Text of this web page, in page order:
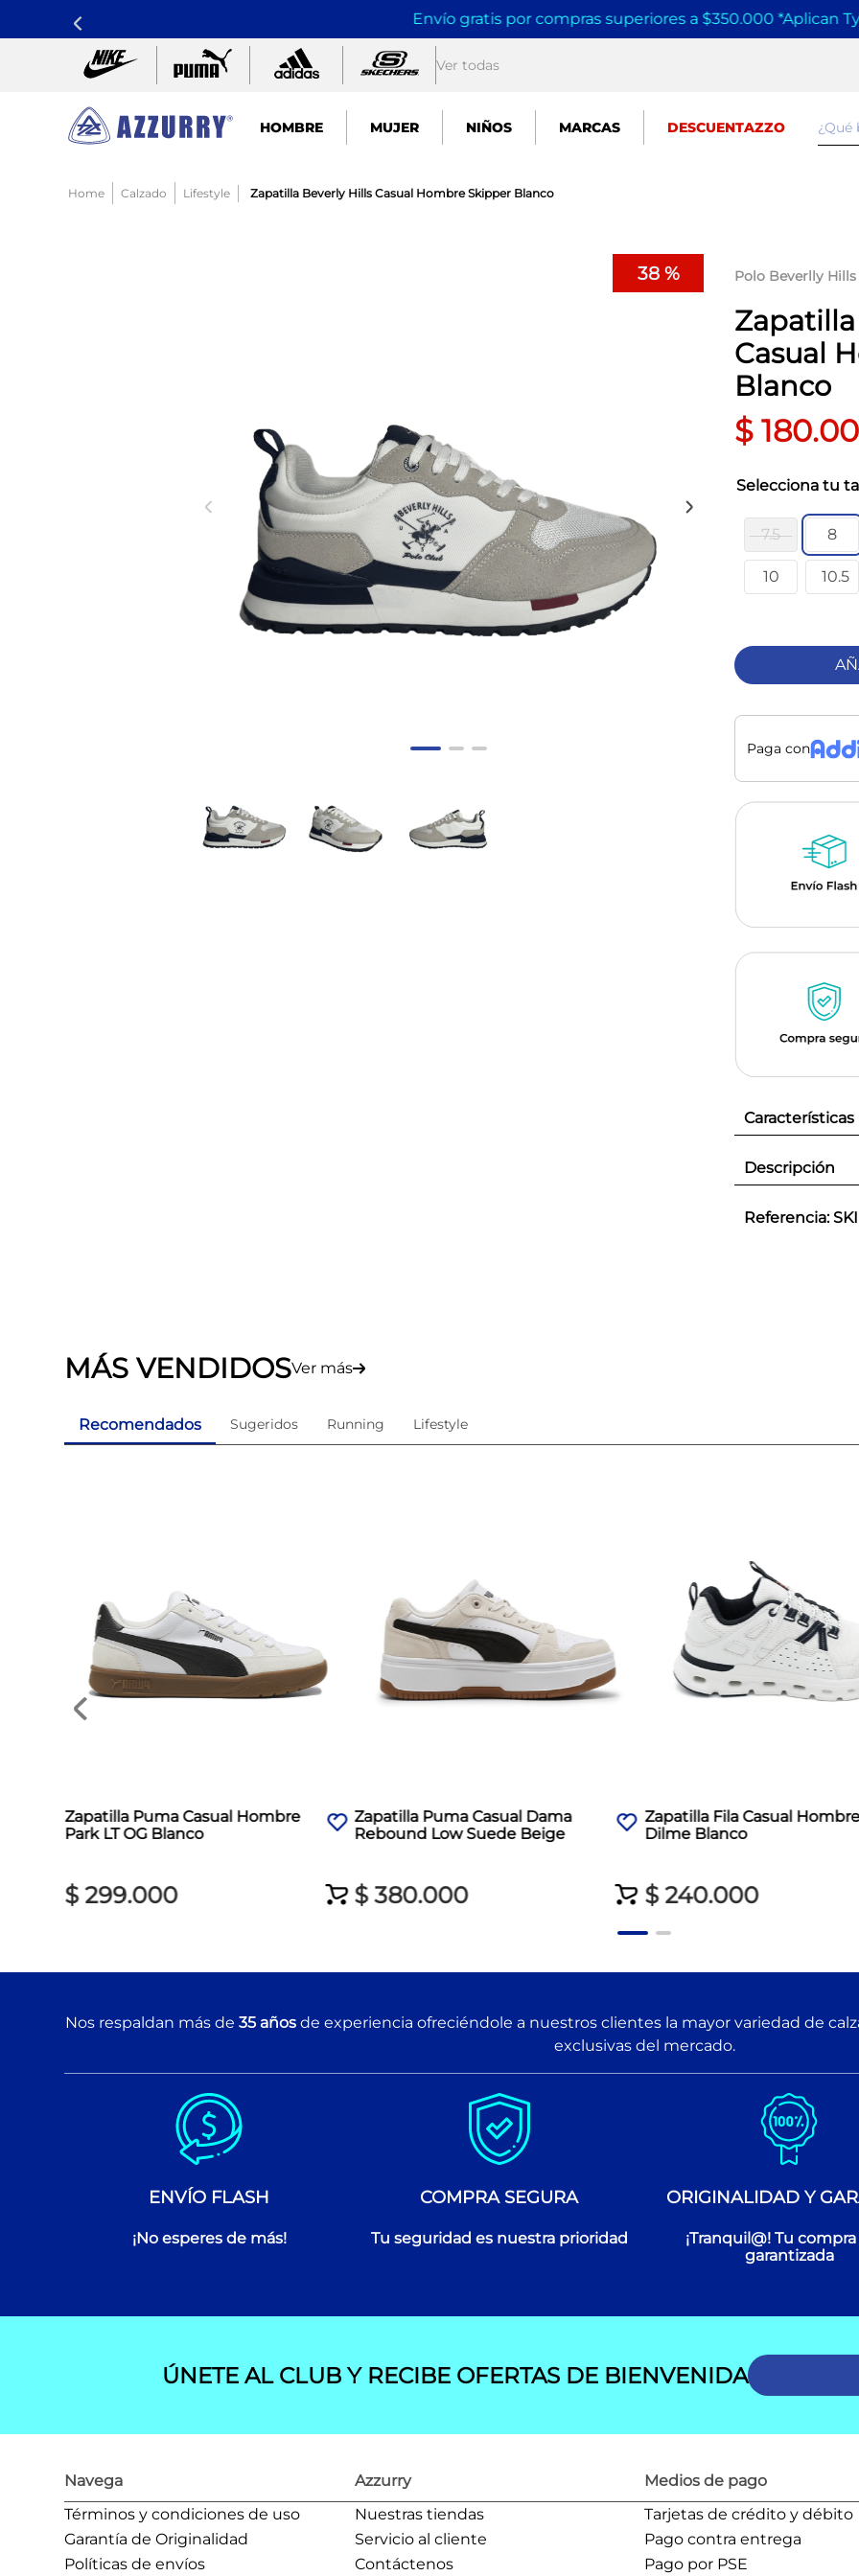
Envío gratis por compras superiores a $350.000 *Aplican
Ver todas
HOMBRE MUJER NIÑOS MARCAS DESCUENTAZZO
Calzado Lifestyle Zapatilla Beverly Hills Casual Hombre Skipper Blanco
38 % Polo Beverlly Hills
Casual
Blanco
$ 180.
10 10.5
7.5 8
Paga con
Características
Descripción
Referencia:
MÁS VENDIDOSVer más
Recomendados Sugeridos Running Lifestyle
Zapatilla Puma Casual Hombre
Park LT OG Blanco
$ 299.000
Zapatilla Puma Casual Dama
Rebound Low Suede Beige
$ 380.000
Zapatilla Fila Casual Hombre
Dilme Blanco
$ 240.000
Nos respaldan más de 35 años de experiencia ofreciéndole a nuestros clientes la mayor variedad de
exclusivas del mercado.
ENVÍO FLASH
¡No esperes de más!
COMPRA SEGURA
Tu seguridad es nuestra prioridad
ORIGINALIDAD Y
¡Tranquil@! Tu
garantizada
ÚNETE AL CLUB Y RECIBE OFERTAS DE BIENVENIDA
Navega
Términos y condiciones de uso
Garantía de Originalidad
Políticas de envíos
Azzurry
Nuestras tiendas
Servicio al cliente
Contáctenos
Medios de pago
Tarjetas de crédito y débito
Pago contra entrega
Pago por PSE
nike pacific